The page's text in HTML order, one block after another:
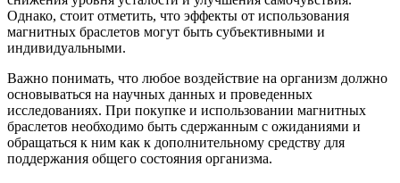
Однако, стоит отметить, что эффекты от использования
магнитных браслетов могут быть субъективными и
индивидуальными.
Важно понимать, что любое воздействие на организм должно
основываться на научных данных и проведенных
исследованиях. При покупке и использовании магнитных
браслетов необходимо быть сдержанным с ожиданиями и
обращаться к ним как к дополнительному средству для
поддержания общего состояния организма.